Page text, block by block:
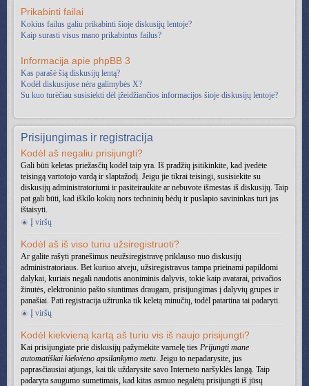
Prikabinti failai
Kokius failus galiu prikabinti šioje diskusijų lentoje?
Kaip surasti visus mano prikabintus failus?
Informacija apie phpBB 3
Kas parašė šią diskusijų lentą?
Kodėl diskusijose nėra galimybės X?
Su kuo turėčiau susisiekti dėl įžeidžiančios informacijos šioje diskusijų lentoje?
Prisijungimas ir registracija
Kodėl aš negaliu prisijungti?
Gali būti keletas priežasčių kodėl taip yra. Iš pradžių įsitikinkite, kad įvedėte
teisingą vartotojo vardą ir slaptažodį. Jeigu jie tikrai teisingi, susisiekite su
diskusijų administratoriumi ir pasiteiraukite ar nebuvote išmestas iš diskusijų. Taip
pat gali būti, kad iškilo kokių nors techninių bėdų ir puslapio savininkas turi jas
ištaisyti.
Į viršų
Kodėl aš iš viso turiu užsiregistruoti?
Ar galite rašyti pranešimus neužsiregistravę priklauso nuo diskusijų
administratoriaus. Bet kuriuo atveju, užsiregistravus tampa prieinami papildomi
dalykai, kuriais negali naudotis anoniminis dalyvis, tokie kaip avatarai, privačios
žinutės, elektroninio pašto siuntimas draugam, prisijungimas į dalyvių grupes ir
panašiai. Pati registracija užtrunka tik keletą minučių, todėl patartina tai padaryti.
Į viršų
Kodėl kiekvieną kartą aš turiu vis iš naujo prisijungti?
Kai prisijungiate prie diskusijų pažymėkite varnelę ties Prijungti mane
automatiškai kiekvieno apsilankymo metu. Jeigu to nepadarysite, jus
paprasčiausiai atjungs, kai tik uždarysite savo Interneto naršyklės langą. Taip
padaryta saugumo sumetimais, kad kitas asmuo negalėtų prisijungti iš jūsų